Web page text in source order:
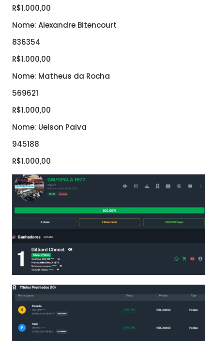
R$1.000,00
Nome: Alexandre Bitencourt
836354
R$1.000,00
Nome: Matheus da Rocha
569621
R$1.000,00
Nome: Uelson Paiva
945188
R$1.000,00